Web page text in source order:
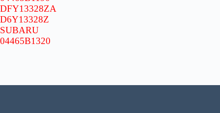
DFY13328ZA
D6Y13328Z
SUBARU
04465B1320